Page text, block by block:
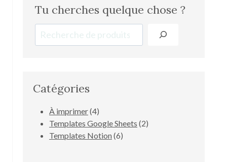
Tu cherches quelque chose ?
Recherche
Catégories
À imprimer 44
produits
Templates Google Sheets 22
Templates Notion 66